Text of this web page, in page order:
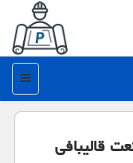
منو
قالیبافی